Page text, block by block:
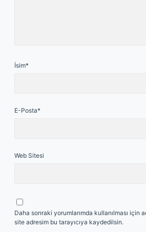
İsim*
E-Posta*
Web Sitesi
Daha sonraki yorumlarımda kullanılması için
site adresim bu tarayıcıya kaydedilsin.